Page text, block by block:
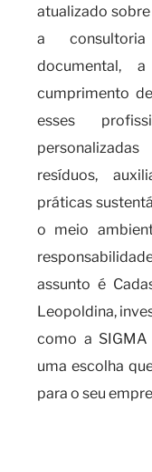
atualizado
a
documental,
cumprimento
esses
resíduos,
práticas
o meio
assunto é
Leopoldina,
como a
uma escolha
para o seu